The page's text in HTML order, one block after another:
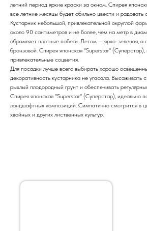
летний период яркие краски за окном. Спирея
все летние месяцы будет обильно цвести и радовать
Кустарник небольшой, привлекательной округлой
около 90 сантиметров и не более, чем на метр в
обрамляет плотные побеги. Летом — ярко-зеленая, а
бронзовой. Спирея японская "Superstar"
привлекательные соцветия.
Для посадки лучше всего выбирать хорошо
декоративность кустарника не угасала. Высаживать
рыхлый плодородный грунт и обеспечивать
Спирея японская "Superstar" (Суперстар), идеально
ландшафтных композиций. Симпатично смотрится в
хвойных и других лиственных культур.